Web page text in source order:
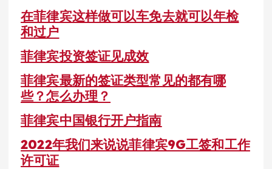
在菲律宾这样做可以车免去就可以年检
和过户
菲律宾投资签证见成效
菲律宾最新的签证类型常见的都有哪
些？怎么办理？
菲律宾中国银行开户指南
2022年我们来说说菲律宾9G工签和工作
许可证